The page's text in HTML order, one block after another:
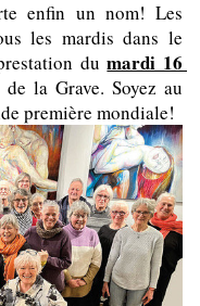
enfin un nom! Les
les mardis dans le
du mardi 16
la Grave. Soyez au
première mondiale!